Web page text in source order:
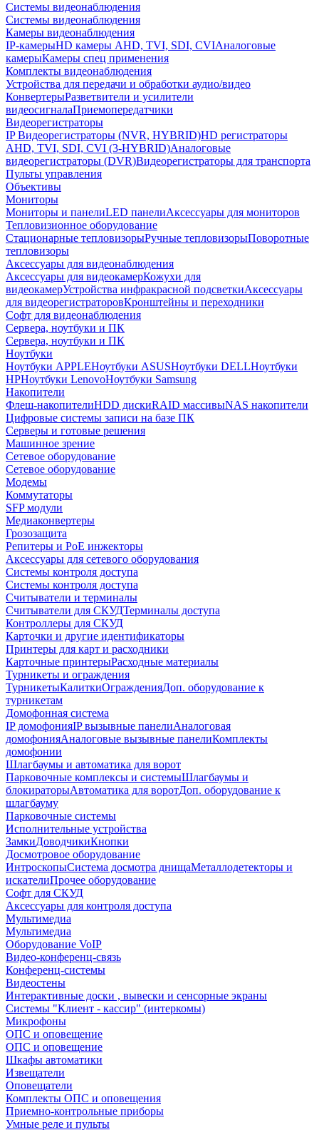
Системы видеонаблюдения
Системы видеонаблюдения
Камеры видеонаблюдения
IP-камерыHD камеры AHD, TVI, SDI, CVIАналоговые
камерыКамеры спец применения
Комплекты видеонаблюдения
Устройства для передачи и обработки аудио/видео
КонвертерыРазветвители и усилители
видеосигналаПриемопередатчики
Видеорегистраторы
IP Видеорегистраторы (NVR, HYBRID)HD регистраторы
AHD, TVI, SDI, CVI (3-HYBRID)Аналоговые
видеорегистраторы (DVR)Видеорегистраторы для транспорта
Пульты управления
Объективы
Мониторы
Мониторы и панелиLED панелиАксессуары для мониторов
Тепловизионное оборудование
Стационарные тепловизорыРучные тепловизорыПоворотные
тепловизоры
Аксессуары для видеонаблюдения
Аксессуары для видеокамерКожухи для
видеокамерУстройства инфракрасной подсветкиАксессуары
для видеорегистраторовКронштейны и переходники
Софт для видеонаблюдения
Сервера, ноутбуки и ПК
Сервера, ноутбуки и ПК
Ноутбуки
Ноутбуки APPLEНоутбуки ASUSНоутбуки DELLНоутбуки
HPНоутбуки LenovoНоутбуки Samsung
Накопители
Флеш-накопителиHDD дискиRAID массивыNAS накопители
Цифровые системы записи на базе ПК
Серверы и готовые решения
Машинное зрение
Сетевое оборудование
Сетевое оборудование
Модемы
Коммутаторы
SFP модули
Медиаконвертеры
Грозозащита
Репитеры и PoE инжекторы
Аксессуары для сетевого оборудования
Системы контроля доступа
Системы контроля доступа
Считыватели и терминалы
Считыватели для СКУДТерминалы доступа
Контроллеры для СКУД
Карточки и другие идентификаторы
Принтеры для карт и расходники
Карточные принтерыРасходные материалы
Турникеты и ограждения
ТурникетыКалиткиОгражденияДоп. оборудование к
турникетам
Домофонная система
IP домофонияIP вызывные панелиАналоговая
домофонияАналоговые вызывные панелиКомплекты
домофонии
Шлагбаумы и автоматика для ворот
Парковочные комплексы и системыШлагбаумы и
блокираторыАвтоматика для воротДоп. оборудование к
шлагбауму
Парковочные системы
Исполнительные устройства
ЗамкиДоводчикиКнопки
Досмотровое оборудование
ИнтроскопыСистема досмотра днищаМеталлодетекторы и
искателиПрочее оборудование
Софт для СКУД
Аксессуары для контроля доступа
Мультимедиа
Мультимедиа
Оборудование VoIP
Видео-конференц-связь
Конференц-системы
Видеостены
Интерактивные доски , вывески и сенсорные экраны
Системы "Клиент - кассир" (интеркомы)
Микрофоны
ОПС и оповещение
ОПС и оповещение
Шкафы автоматики
Извещатели
Оповещатели
Комплекты ОПС и оповещения
Приемно-контрольные приборы
Умные реле и пульты